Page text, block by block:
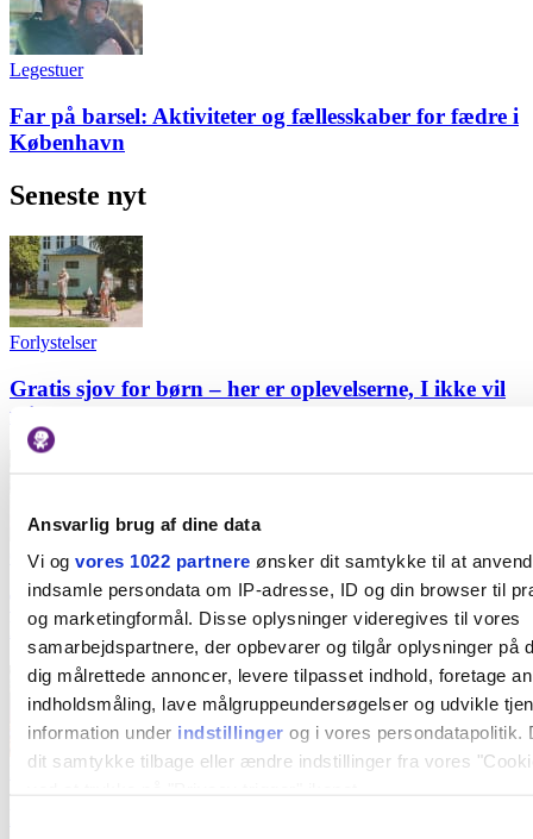
Ansvarlig brug af dine data
Vi og vores 1022 partnere ønsker dit samtykke til at
indsamle persondata om IP-adresse, ID og din browser til
og marketingformål. Disse oplysninger videregives til vores
samarbejdspartnere, der opbevarer og tilgår oplysninger på
dig målrettede annoncer, levere tilpasset indhold, foretage
indholdsmåling, lave målgruppeundersøgelser og udvikle
information under indstillinger og i vores
dit samtykke tilbage eller ændre indstillinger fra vores
Legestuer
Far på barsel: Aktiviteter og fællesskaber for fædre i
København
Seneste nyt
Forlystelser
Gratis sjov for børn – her er oplevelserne, I ikke vil
misse!
Gratis
Tag til Bilfri Søndag på Nørrebrogade: Kridtmaleri,
loppemarked & masser af børneaktiviteter
Kultur